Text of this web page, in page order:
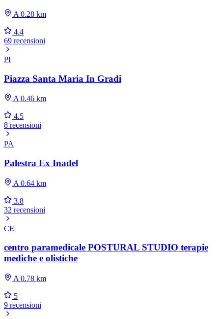
A 0.28 km
4.4
69 recensioni
PI
Piazza Santa Maria In Gradi
A 0.46 km
4.5
8 recensioni
PA
Palestra Ex Inadel
A 0.64 km
3.8
32 recensioni
CE
centro paramedicale POSTURAL STUDIO terapie
mediche e olistiche
A 0.78 km
5
9 recensioni